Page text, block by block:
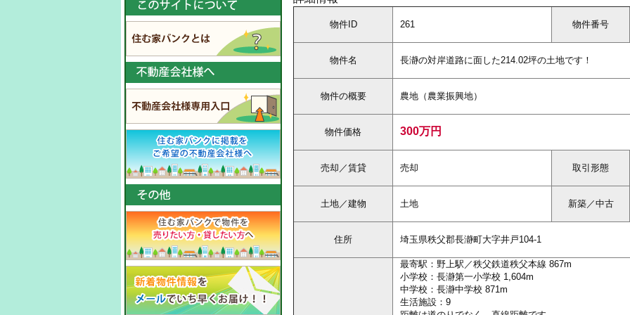
物件ID 261 物件番号
物件名 長瀞の対岸道路に面した214.02坪の土地です！
物件の概要 農地（農業振興地）
物件価格 300万円
売却／賃貸 売却 取引形態
土地／建物 土地 新築／中古
住所 埼玉県秩父郡長瀞町大字井戸104-1
最寄駅：野上駅／秩父鉄道秩父本線 867m
小学校：長瀞第一小学校 1,604m
中学校：長瀞中学校 871m
生活施設：9